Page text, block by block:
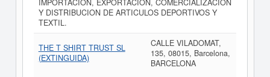
IMPORTACION, EXPORTACION, COMERCIALIZACION
Y DISTRIBUCION DE ARTICULOS DEPORTIVOS Y
TEXTIL.
THE T SHIRT TRUST SL
(EXTINGUIDA)
CALLE VILADOMAT,
135, 08015, Barcelona,
BARCELONA